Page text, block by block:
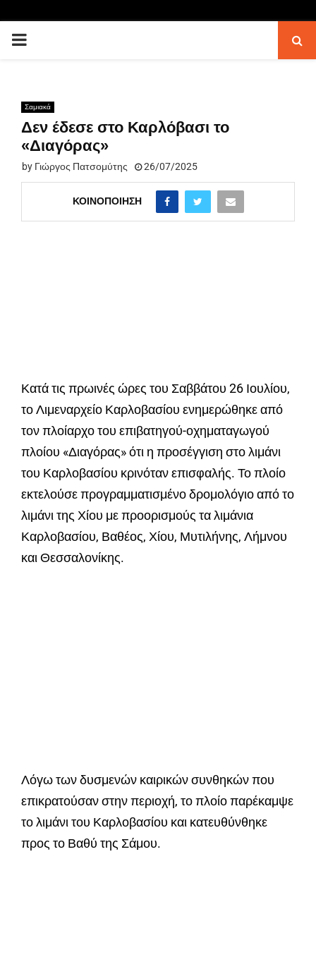
PRIMARY
Σαμιακά
Δεν έδεσε στο Καρλόβασι το
«Διαγόρας»
by Γιώργος Πατσομύτης 26/07/2025
ΚΟΙΝΟΠΟΊΗΣΗ
Κατά τις πρωινές ώρες του Σαββάτου 26 Ιουλίου,
το Λιμεναρχείο Καρλοβασίου ενημερώθηκε από
τον πλοίαρχο του επιβατηγού-οχηματαγωγού
πλοίου «Διαγόρας» ότι η προσέγγιση στο λιμάνι
του Καρλοβασίου κρινόταν επισφαλής. Το πλοίο
εκτελούσε προγραμματισμένο δρομολόγιο από το
λιμάνι της Χίου με προορισμούς τα λιμάνια
Καρλοβασίου, Βαθέος, Χίου, Μυτιλήνης, Λήμνου
και Θεσσαλονίκης.
Λόγω των δυσμενών καιρικών συνθηκών που
επικρατούσαν στην περιοχή, το πλοίο παρέκαμψε
το λιμάνι του Καρλοβασίου και κατευθύνθηκε
προς το Βαθύ της Σάμου.